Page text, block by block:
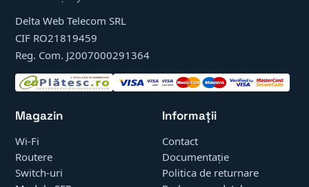
Delta Web Telecom SRL
CIF RO21819459
Reg. Com. J2007000291364
Magazin
Wi-Fi
Routere
Switch-uri
Informații
Contact
Documentație
Politica de returnare